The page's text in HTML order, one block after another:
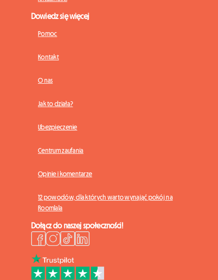
Dowiedz się więcej
Pomoc
Kontakt
O nas
Jak to działa?
Ubezpieczenie
Centrum zaufania
Opinie i komentarze
12 powodów, dla których warto wynająć pokój na
Roomlala
Dołącz do naszej społeczności!